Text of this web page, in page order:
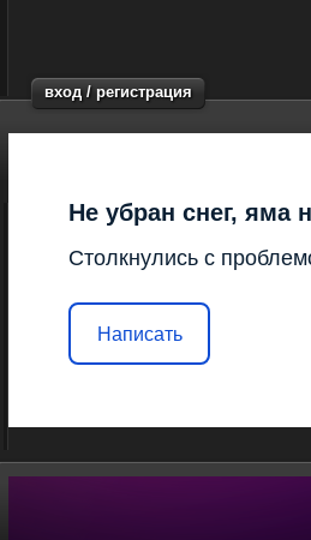
вход / регистрация
Не убран снег, яма
Столкнулись с
Написать